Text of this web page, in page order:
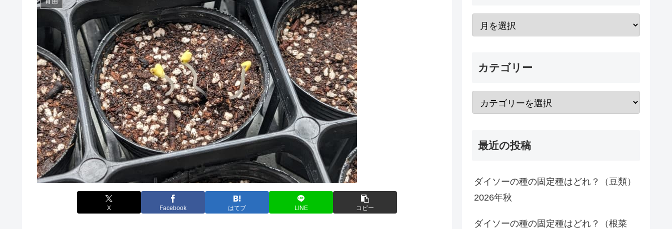
X Facebook はてブ LINE コピー
カテゴリー
最近の投稿
ダイソーの種の固定種はどれ？（豆類）
2026年秋
ダイソーの種の固定種はどれ？（根菜